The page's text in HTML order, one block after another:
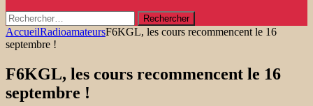
Rechercher :
AccueilRadioamateursF6KGL, les cours recommencent le 16
septembre !
F6KGL, les cours recommencent le 16
septembre !